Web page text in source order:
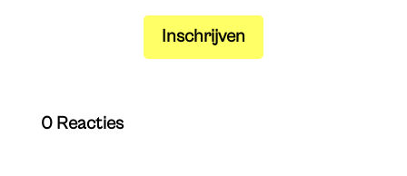
Inschrijven
0 Reacties